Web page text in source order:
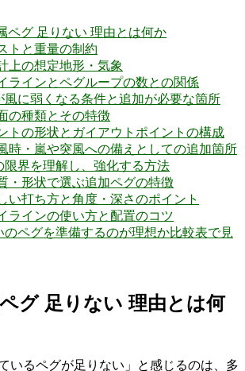
ペグ 足りない 理由とは何か
トと重量の制約
上の想定地形・気象
ラインとペグループの数との関係
風に弱くなる条件と追加が必要な箇所
の種類とその特徴
トの形状とガイアウトポイントの構成
時・嵐や突風への備えとしての追加箇所
限界を理解し、強化する方法
・形状で選ぶ追加ペグの特徴
い打ち方と角度・深さのポイント
ラインの使い方と配置のコツ
のペグを準備するのが理想か比較表で見
グ 足りない 理由とは何
いるペグが足りない」と感じるのは、多